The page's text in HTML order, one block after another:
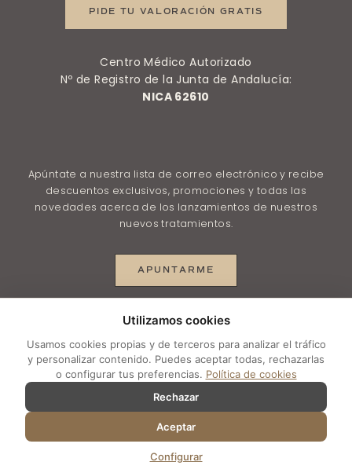
PIDE TU VALORACIÓN GRATIS
Centro Médico Autorizado
Nº de Registro de la Junta de Andalucía:
NICA 62610
Apúntate a nuestra lista de correo electrónico y recibe
descuentos exclusivos, promociones y todas las
novedades acerca de los lanzamientos de nuestros
nuevos tratamientos.
APUNTARME
© 2025 depilacionlasermalaga.net | Aviso legal–
Política de Privacidad–Política de Privacidad en
RRSS–Política de Cookies–Configurar cookies
Utilizamos cookies
Usamos cookies propias y de terceros para analizar el tráfico
y personalizar contenido. Puedes aceptar todas, rechazarlas
o configurar tus preferencias. Política de cookies
Rechazar
Aceptar
Configurar
Preferencias de cookies